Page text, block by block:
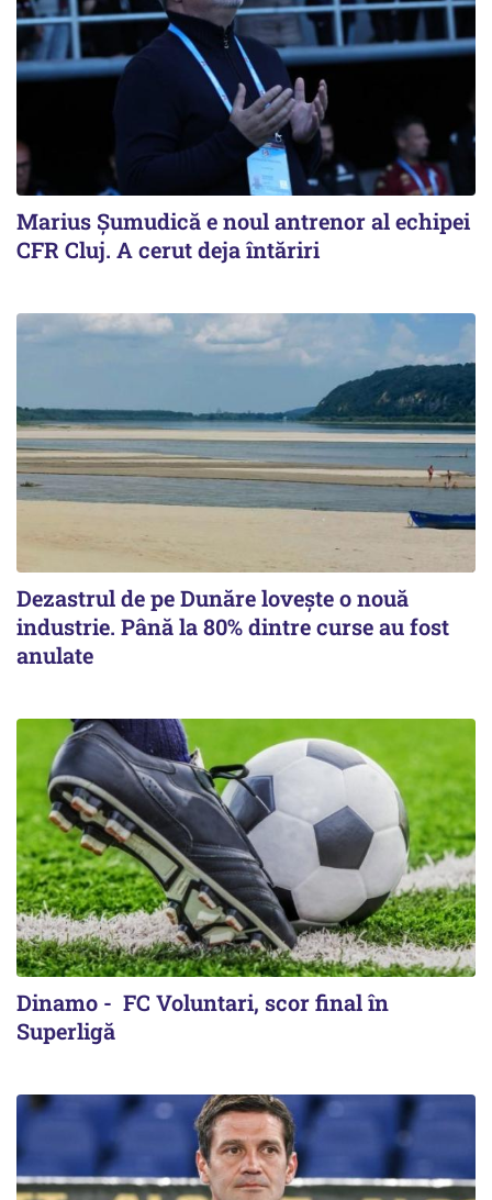
Marius Șumudică e noul antrenor al echipei
CFR Cluj. A cerut deja întăriri
Dezastrul de pe Dunăre lovește o nouă
industrie. Până la 80% dintre curse au fost
anulate
Dinamo - FC Voluntari, scor final în
Superligă